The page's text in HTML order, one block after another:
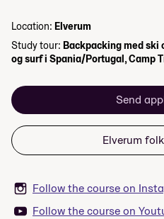
Location: Elverum
Study tour: Backpacking med ski
og surf i Spania/Portugal, Camp
Send
Elverum
Follow the course on
Follow the course on